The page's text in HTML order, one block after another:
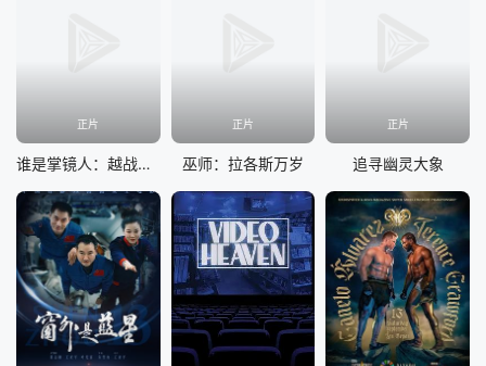
正片
谁是掌镜人：越战经典照片之谜
正片
巫师：拉各斯万岁
正片
追寻幽灵大象